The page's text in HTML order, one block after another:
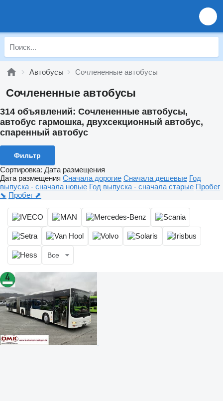
Автобусы Сочлененные автобусы
Сочлененные автобусы
314 объявлений: Сочлененные автобусы,
автобус гармошка, двухсекционный автобус,
спаренный автобус
Фильтр
Сортировка: Дата размещения
Дата размещения Сначала дорогие Сначала дешевые Год
выпуска - сначала новые Год выпуска - сначала старые Пробег
⬊ Пробег ⬈
Все